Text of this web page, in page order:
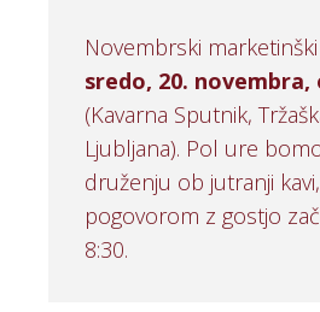
Novembrski
sredo, 20. novembra,
(Kavarna Sputnik,
Ljubljana). Pol ure
druženju ob jutranji
pogovorom z gostjo
8:30.